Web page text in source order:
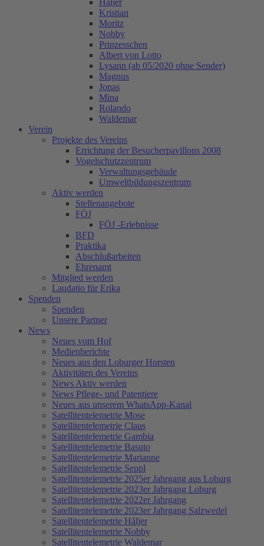
Håljer
Kristian
Moritz
Nobby
Prinzesschen
Albert von Lotto
Lysann (ab 05/2020 ohne Sender)
Magnus
Jonas
Mina
Rolando
Waldemar
Verein
Projekte des Vereins
Errichtung der Besucherpavillons 2008
Vogelschutzzentrum
Verwaltungsgebäude
Umweltbildungszentrum
Aktiv werden
Stellenangebote
FÖJ
FÖJ -Erlebnisse
BFD
Praktika
Abschlußarbeiten
Ehrenamt
Mitglied werden
Laudatio für Erika
Spenden
Spenden
Unsere Partner
News
Neues vom Hof
Medienberichte
Neues aus den Loburger Horsten
Aktivitäten des Vereins
News Aktiv werden
News Pflege- und Patentiere
Neues aus unserem WhatsApp-Kanal
Satellitentelemetrie Mose
Satellitentelemetrie Claus
Satellitentelemetrie Gambia
Satellitentelemetrie Basuto
Satellitentelemetrie Marianne
Satellitentelemetrie Seppl
Satellitentelemetrie 2025er Jahrgang aus Loburg
Satellitentelemetrie 2023er Jahrgang Loburg
Satellitentelemetrie 2022er Jahrgang
Satellitentelemetrie 2023er Jahrgang Salzwedel
Satellitentelemetrie Håljer
Satellitentelemetrie Nobby
Satellitentelemetrie Waldemar